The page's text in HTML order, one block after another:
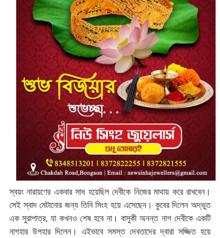
স্বয়ং নারায়ণের একবার সাধ হয়েছিল দেবীকে নিজের মাথায় করে রাখবেন।
সেই স্বাদ মেটানোর জন্য তিনি সিংহ হয়ে এসেছেন। কুবের দিলেন অদ্ভুত
এক সুরাপাত্র, যা কখনও শেষ হবে না। বাসুকী অনন্ত নাগ দেবীকে একটি
নাগহার উপহার দিলেন। এইভাবে সমস্ত দেবতাদের দ্বারা সজ্জিত হয়ে